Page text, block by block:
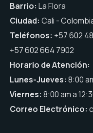
Barrio: La Flora
Ciudad: Cali -
Teléfonos: +57 602
+57 602 664 7902
Horario de Atención:
Lunes-Jueves: 8:00
Viernes: 8:00 am a
Correo Electrónico: